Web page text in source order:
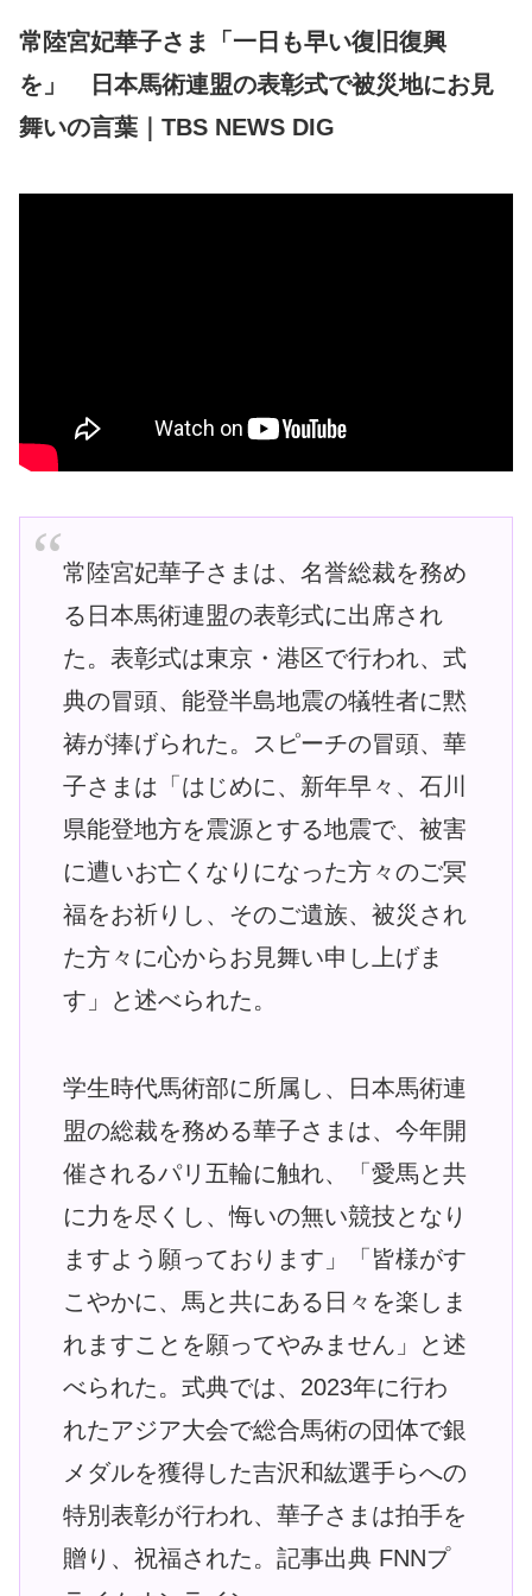
常陸宮妃華子さま「一日も早い復旧復興
を」 日本馬術連盟の表彰式で被災地にお見
舞いの言葉｜TBS NEWS DIG
常陸宮妃華子さまは、名誉総裁を務め
る日本馬術連盟の表彰式に出席され
た。表彰式は東京・港区で行われ、式
典の冒頭、能登半島地震の犠牲者に黙
祷が捧げられた。スピーチの冒頭、華
子さまは「はじめに、新年早々、石川
県能登地方を震源とする地震で、被害
に遭いお亡くなりになった方々のご冥
福をお祈りし、そのご遺族、被災され
た方々に心からお見舞い申し上げま
す」と述べられた。
学生時代馬術部に所属し、日本馬術連
盟の総裁を務める華子さまは、今年開
催されるパリ五輪に触れ、「愛馬と共
に力を尽くし、悔いの無い競技となり
ますよう願っております」「皆様がす
こやかに、馬と共にある日々を楽しま
れますことを願ってやみません」と述
べられた。式典では、2023年に行わ
れたアジア大会で総合馬術の団体で銀
メダルを獲得した吉沢和紘選手らへの
特別表彰が行われ、華子さまは拍手を
贈り、祝福された。記事出典 FNNプ